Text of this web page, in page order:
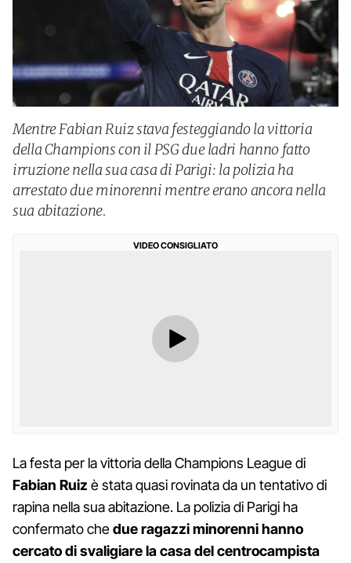
Mentre Fabian Ruiz stava festeggiando la vittoria
della Champions con il PSG due ladri hanno fatto
irruzione nella sua casa di Parigi: la polizia ha
arrestato due minorenni mentre erano ancora nella
sua abitazione.
VIDEO CONSIGLIATO
La festa per la vittoria della Champions League di
Fabian Ruiz è stata quasi rovinata da un tentativo di
rapina nella sua abitazione. La polizia di Parigi ha
confermato chedue ragazzi minorenni hanno
cercato di svaligiare la casa del centrocampista